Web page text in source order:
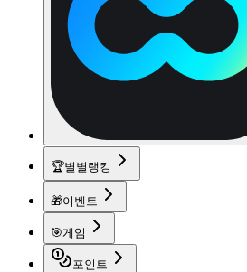
🏆별별랭킹
🎁이벤트
🎯게임
포인트